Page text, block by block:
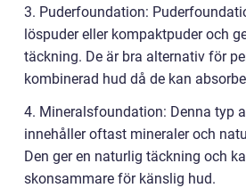
3. Puderfoundation:
löspuder eller kompaktpuder och
täckning. De är bra alternativ för
kombinerad hud då de kan
4. Mineralsfoundation: Denna typ
innehåller oftast mineraler och
Den ger en naturlig täckning och
skonsammare för känslig hud.